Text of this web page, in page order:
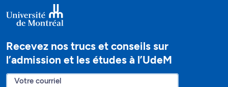
Recevez nos trucs et conseils sur
l’admission et les études à l’UdeM